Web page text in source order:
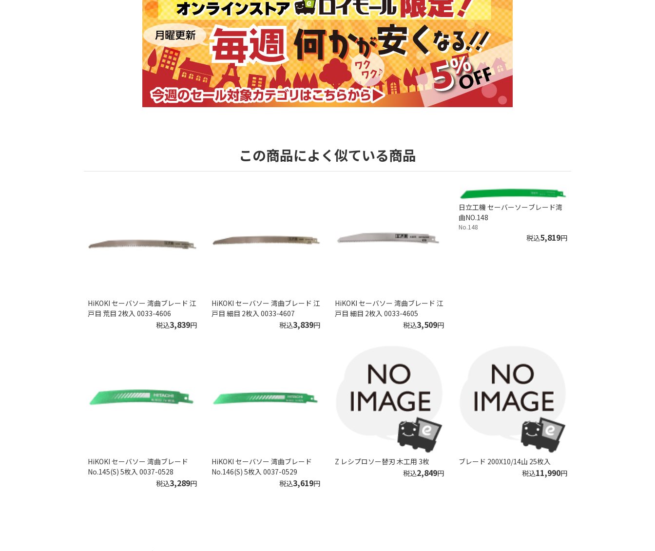
この商品によく似ている商品
HiKOKI セーバソー 湾曲ブレード 江
戸目 荒目 2枚入 0033-4606
税込3,839円
HiKOKI セーバソー 湾曲ブレード 江
戸目 細目 2枚入 0033-4607
税込3,839円
HiKOKI セーバソー 湾曲ブレード 江
戸目 細目 2枚入 0033-4605
税込3,509円
日立工機 セーバーソーブレード湾
曲NO.148
No.148
税込5,819円
HiKOKI セーバソー 湾曲ブレード
No.145(S) 5枚入 0037-0528
税込3,289円
HiKOKI セーバソー 湾曲ブレード
No.146(S) 5枚入 0037-0529
税込3,619円
Z レシプロソー替刃 木工用 3枚
税込2,849円
ブレード 200X10/14山 25枚入
税込11,990円